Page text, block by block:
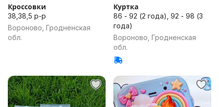
Кроссовки
38,38,5 р-р
Вороново, Гродненская
обл.
Куртка
86 - 92 (2 года), 92 - 98 (3
года)
Вороново, Гродненская
обл.